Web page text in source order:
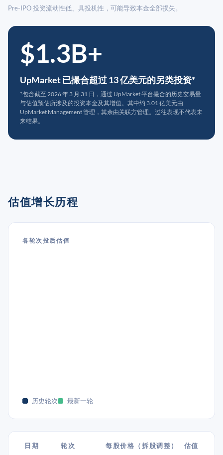
Pre-IPO 投资流动性低、具投机性，可能导致本金全部损失。
$1.3B+
UpMarket 已撮合超过 13 亿美元的另类投资*
*包含截至 2026 年 3 月 31 日，通过 UpMarket 平台撮合的历史交易量
与估值预估所涉及的投资本金及其增值。其中约 3.01 亿美元由
UpMarket Management 管理，其余由关联方管理。过往表现不代表未
来结果。
估值增长历程
各轮次投后估值
历史轮次 最新一轮
日期 轮次 每股价格（拆股调整） 估值